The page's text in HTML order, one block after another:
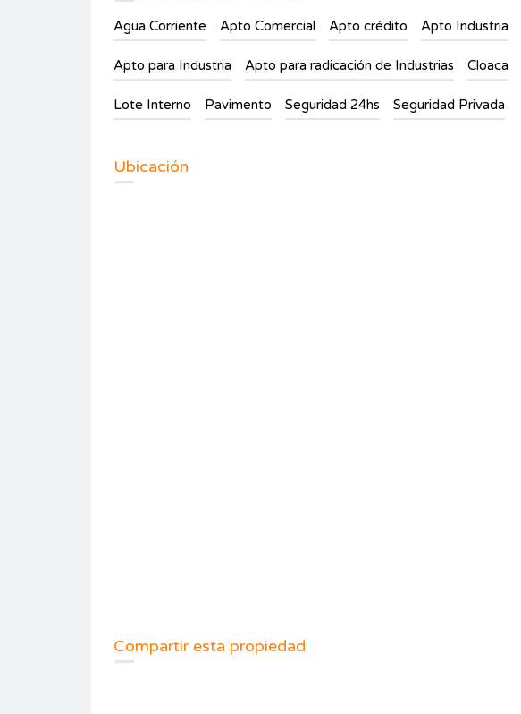
Agua Corriente Apto Comercial Apto crédito Apto Industria
Apto para Industria Apto para radicación de Industrias Cloaca
Lote Interno Pavimento Seguridad 24hs Seguridad Privada
Ubicación
Compartir esta propiedad